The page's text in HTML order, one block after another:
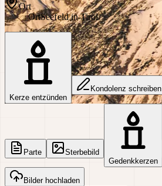
Ort
OrtSeefeld in Tirol
Kerze entzünden
Kondolenz schreiben
Parte
Sterbebild
Gedenkkerzen
Bilder hochladen